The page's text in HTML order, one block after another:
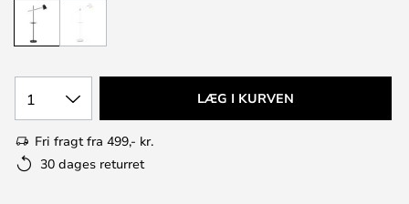
1 LÆG I KURVEN
Fri fragt fra 499,- kr.
30 dages returret